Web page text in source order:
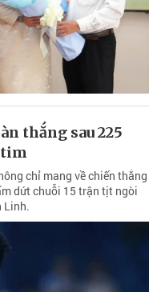
thắng sau 225
chỉ mang về chiến thắng
dứt chuỗi 15 trận tịt ngòi
Linh.